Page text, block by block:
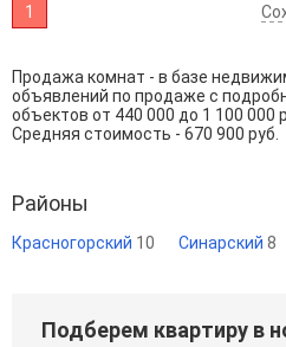
1
Продажа комнат - в базе
объявлений по продаже с
объектов от 440 000 до 1 100 000
Средняя стоимость - 670 900 руб.
Районы
Красногорский 10 Синарский 8
Подберем квартиру в